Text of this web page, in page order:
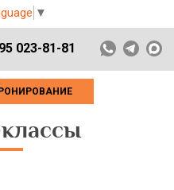
▼
023-81-81